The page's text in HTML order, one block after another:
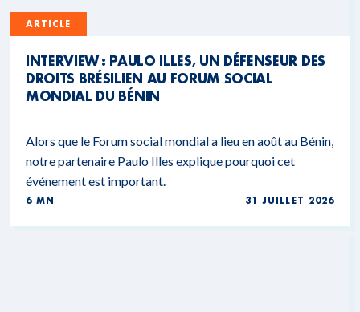
ARTICLE
INTERVIEW : PAULO ILLES, UN DÉFENSEUR DES
DROITS BRÉSILIEN AU FORUM SOCIAL
MONDIAL DU BÉNIN
Alors que le Forum social mondial a lieu en août au Bénin,
notre partenaire Paulo Illes explique pourquoi cet
événement est important.
6 MN 31 JUILLET 2026